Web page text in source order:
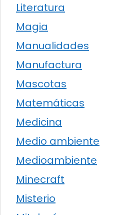
Literatura
Magia
Manualidades
Manufactura
Mascotas
Matemáticas
Medicina
Medio ambiente
Medioambiente
Minecraft
Misterio